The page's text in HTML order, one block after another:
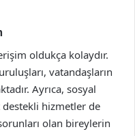
oldukça kolaydır.
vatandaşların
Ayrıca, sosyal
hizmetler de
olan bireylerin